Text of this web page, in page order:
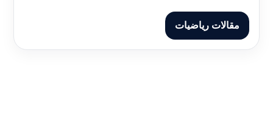
مقالات رياضيات